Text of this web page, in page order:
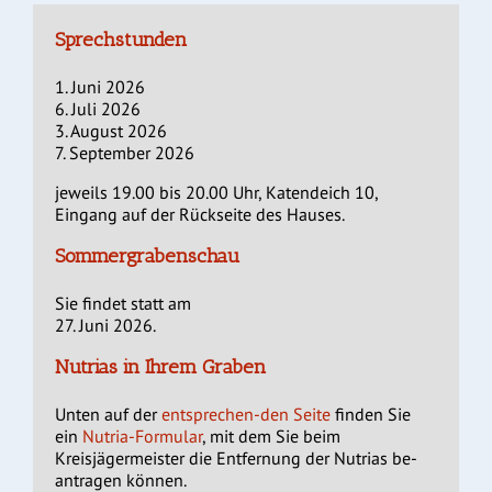
Sprechstunden
1. Juni 2026
6. Juli 2026
3. August 2026
7. September 2026
jeweils 19.00 bis 20.00 Uhr, Katendeich 10,
Eingang auf der Rückseite des Hauses.
Sommergrabenschau
Sie findet statt am
27. Juni 2026.
Nutrias in Ihrem Graben
Unten auf derentsprechen-den Seite finden Sie
ein Nutria-Formular, mit dem Sie beim
Kreisjägermeister die Entfernung der Nutrias be-
antragen können.